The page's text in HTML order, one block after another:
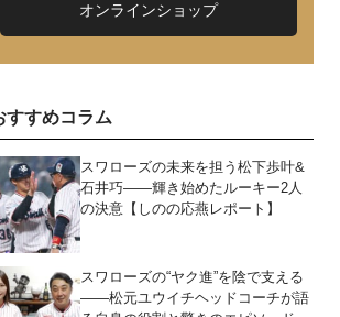
オンラインショップ
すすめコラム
スワローズの未来を担う松下歩叶&
石井巧――輝き始めたルーキー2人
の決意【しのの応燕レポート】
スワローズの“ヤク進”を陰で支える
――松元ユウイチヘッドコーチが語